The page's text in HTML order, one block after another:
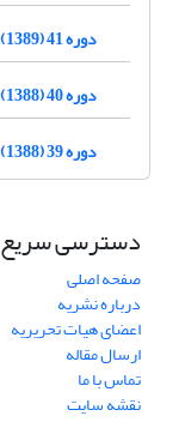
دوره 41 (1389)
دوره 40 (1388)
دوره 39 (1388)
دسترسی سریع
صفحه اصلی
درباره نشریه
اعضای هیات تحریریه
ارسال مقاله
تماس با ما
نقشه سایت